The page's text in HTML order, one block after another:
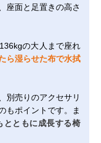
座面と足置きの高さ
の大人まで座れ
ら湿らせた布で水拭
別売りのアクセサリ
もポイントです。ま
とともに成長する椅